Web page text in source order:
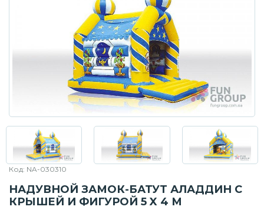
Код: NA-030310
НАДУВНОЙ ЗАМОК-БАТУТ АЛАДДИН С
КРЫШЕЙ И ФИГУРОЙ 5 X 4 М